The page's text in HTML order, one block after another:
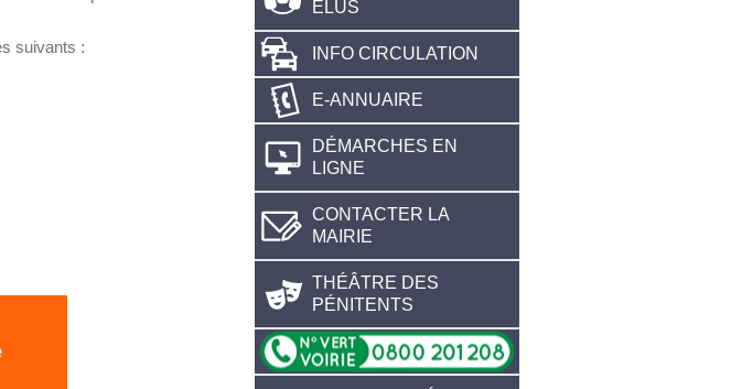
suivants :
ÉLUS
INFO CIRCULATION
E-ANNUAIRE
DÉMARCHES EN
LIGNE
CONTACTER LA
MAIRIE
THÉÂTRE DES
PÉNITENTS